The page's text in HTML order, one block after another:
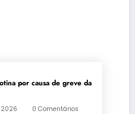
por causa de greve da
0 Comentários